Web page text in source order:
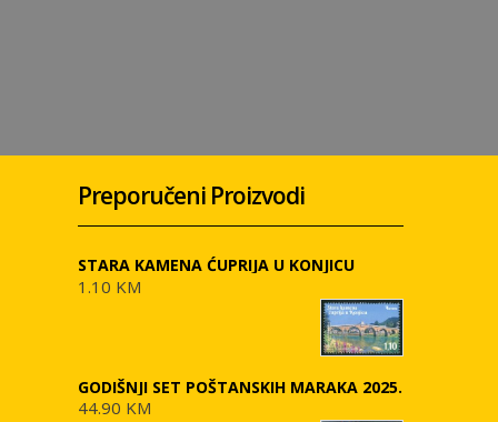
Preporučeni Proizvodi
STARA KAMENA ĆUPRIJA U KONJICU
1.10 KM
GODIŠNJI SET POŠTANSKIH MARAKA 2025.
44.90 KM